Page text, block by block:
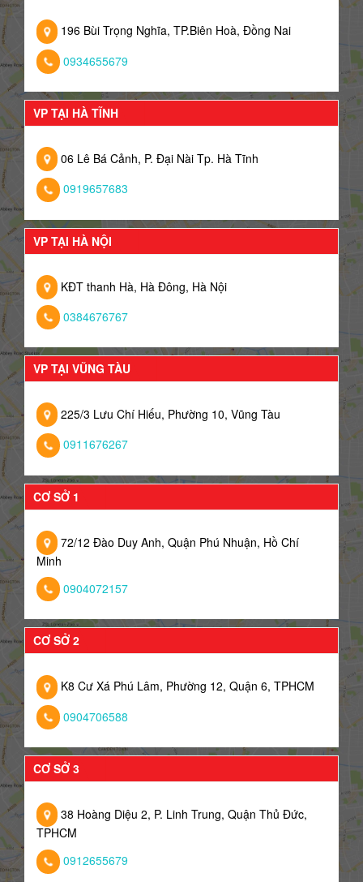
196 Bùi Trọng Nghĩa, TP.Biên Hoà, Đồng Nai
0934655679
VP TẠI HÀ TĨNH
06 Lê Bá Cảnh, P. Đại Nài Tp. Hà Tĩnh
0919657683
VP TẠI HÀ NỘI
KĐT thanh Hà, Hà Đông, Hà Nội
0384676767
VP TẠI VŨNG TÀU
225/3 Lưu Chí Hiếu, Phường 10, Vũng Tàu
0911676267
CƠ SỞ 1
72/12 Đào Duy Anh, Quận Phú Nhuận, Hồ Chí
Minh
0904072157
CƠ SỞ 2
K8 Cư Xá Phú Lâm, Phường 12, Quận 6, TPHCM
0904706588
CƠ SỞ 3
38 Hoàng Diệu 2, P. Linh Trung, Quận Thủ Đức,
TPHCM
0912655679